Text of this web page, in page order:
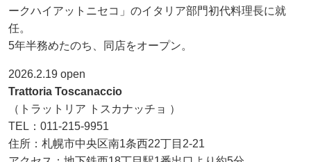
ークハイアットニセコ」のイタリア部門初代料理長に就
任。
5年半務めたのち、同店をオープン。
2026.2.19 open
Trattoria Toscanaccio
（トラットリア トスカナッチョ ）
TEL：011-215-9951
住所：札幌市中央区南1条西22丁目2-21